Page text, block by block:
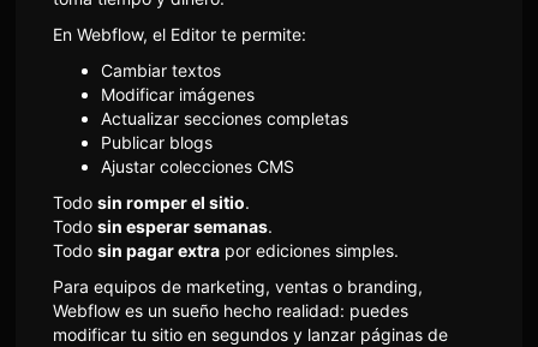
En Webflow, el Editor te permite:
Cambiar textos
Modificar imágenes
Actualizar secciones completas
Publicar blogs
Ajustar colecciones CMS
Todo sin romper el sitio.
Todo sin esperar semanas.
Todo sin pagar extrapor ediciones simples.
Para equipos de marketing, ventas o branding,
Webflow es un sueño hecho realidad: puedes
modificar tu sitio en segundos y lanzar páginas de